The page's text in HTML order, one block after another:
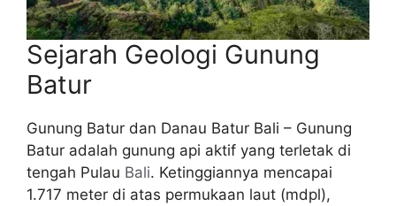
Sejarah Geologi Gunung
Batur
Gunung Batur dan Danau Batur Bali – Gunung
Batur adalah gunung api aktif yang terletak di
tengah Pulau Bali. Ketinggiannya mencapai
1.717 meter di atas permukaan laut (mdpl),